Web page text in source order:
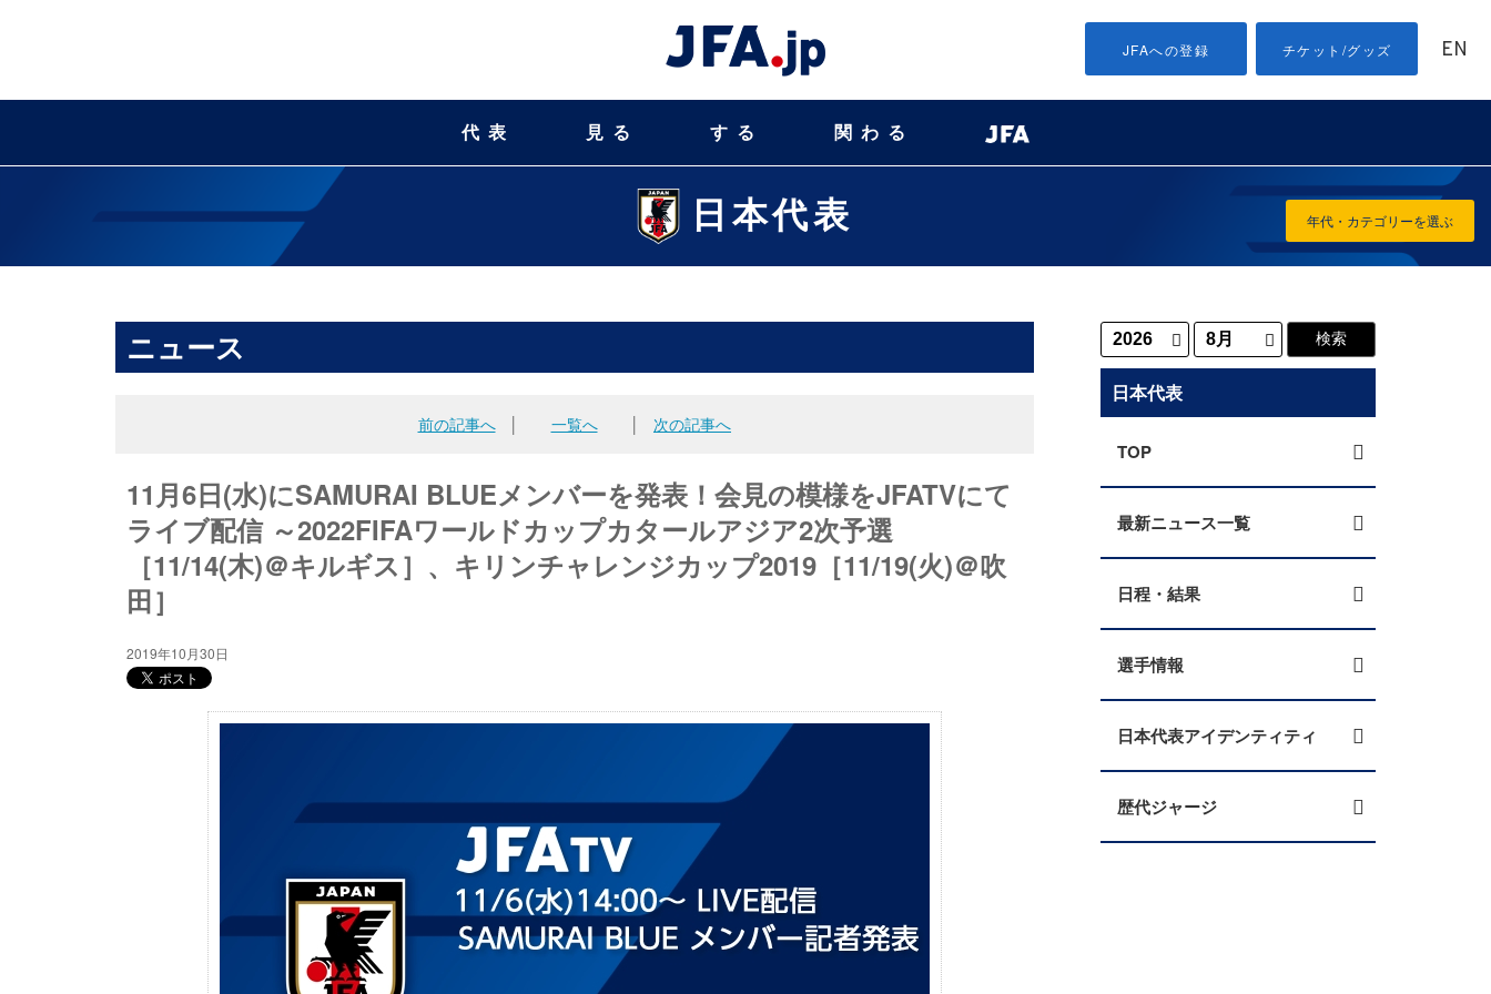
JFAへの登録 チケット/グッズ EN
代表 見る する 関わる
日本代表 年代・カテゴリーを選ぶ
ニュース
前の記事へ│ 一覧へ 次の記事へ
11月6日(水)にSAMURAI BLUEメンバーを発表！会見の模様をJFATVにて
ライブ配信 ～2022FIFAワールドカップカタールアジア2次予選
［11/14(木)＠キルギス］、キリンチャレンジカップ2019［11/19(火)＠吹
田］
2019年10月30日
日本代表
TOP
最新ニュース一覧
日程・結果
選手情報
日本代表アイデンティティ
歴代ジャージ